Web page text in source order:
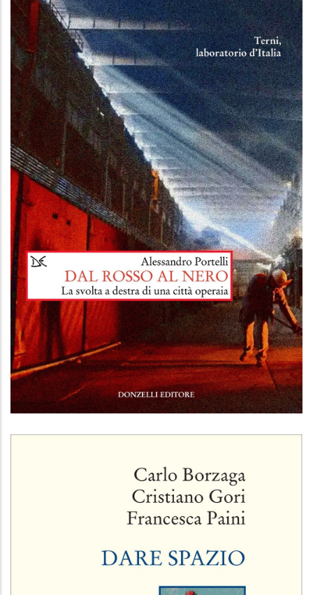
Dal rosso al nero